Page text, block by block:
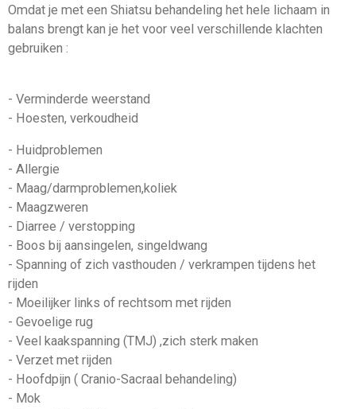
Omdat je met een Shiatsu behandeling het hele lichaam in
balans brengt kan je het voor veel verschillende klachten
gebruiken :
- Verminderde weerstand
- Hoesten, verkoudheid
- Huidproblemen
- Allergie
- Maag/darmproblemen,koliek
- Maagzweren
- Diarree / verstopping
- Boos bij aansingelen, singeldwang
- Spanning of zich vasthouden / verkrampen tijdens het
rijden
- Moeilijker links of rechtsom met rijden
- Gevoelige rug
- Veel kaakspanning (TMJ) ,zich sterk maken
- Verzet met rijden
- Hoofdpijn ( Cranio-Sacraal behandeling)
- Mok